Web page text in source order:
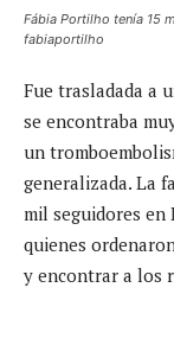
Fábia Portilho tenía 15
fabiaportilho
Fue trasladada a
se encontraba
un
generalizada. La
mil seguidores en
quienes
y encontrar a los